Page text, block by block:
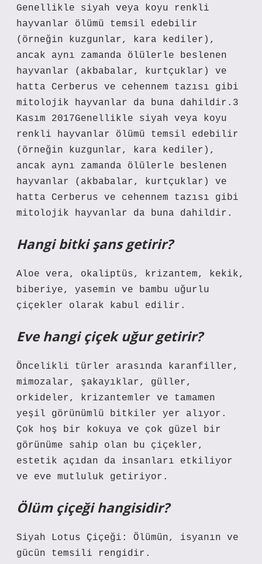
Genellikle siyah veya koyu renkli
hayvanlar ölümü temsil edebilir
(örneğin kuzgunlar, kara kediler),
ancak aynı zamanda ölülerle beslenen
hayvanlar (akbabalar, kurtçuklar) ve
hatta Cerberus ve cehennem tazısı gibi
mitolojik hayvanlar da buna dahildir.3
Kasım 2017Genellikle siyah veya koyu
renkli hayvanlar ölümü temsil edebilir
(örneğin kuzgunlar, kara kediler),
ancak aynı zamanda ölülerle beslenen
hayvanlar (akbabalar, kurtçuklar) ve
hatta Cerberus ve cehennem tazısı gibi
mitolojik hayvanlar da buna dahildir.
Hangi bitki şans getirir?
Aloe vera, okaliptüs, krizantem, kekik,
biberiye, yasemin ve bambu uğurlu
çiçekler olarak kabul edilir.
Eve hangi çiçek uğur getirir?
Öncelikli türler arasında karanfiller,
mimozalar, şakayıklar, güller,
orkideler, krizantemler ve tamamen
yeşil görünümlü bitkiler yer alıyor.
Çok hoş bir kokuya ve çok güzel bir
görünüme sahip olan bu çiçekler,
estetik açıdan da insanları etkiliyor
ve eve mutluluk getiriyor.
Ölüm çiçeği hangisidir?
Siyah Lotus Çiçeği: Ölümün, isyanın ve
gücün temsili rengidir.